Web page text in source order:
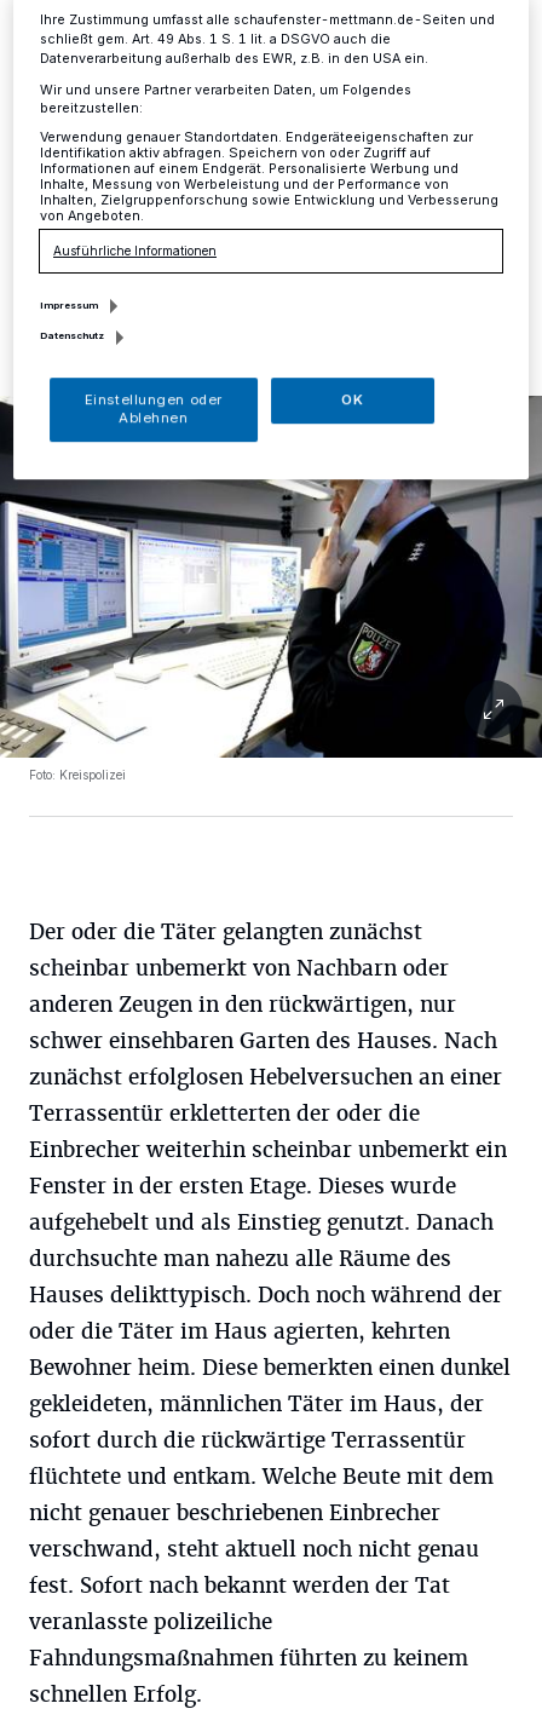
Mettmann·Am Donnerstagabend, in der Zeit zwischen
18.25 und 21 Uhr, nutzten ein oder mehrere bislang
unbekannte Straftäter die frühe abendliche Dunkelheit
und die zeitweise Abwesenheit der Bewohner zu einem
Tageswohnungseinbruch in ein Reihenhaus an der
Ostpreußenstraße in Mettmann-Obschwarzbach.
Foto: Kreispolizei
Der oder die Täter gelangten zunächst
scheinbar unbemerkt von Nachbarn oder
anderen Zeugen in den rückwärtigen, nur
schwer einsehbaren Garten des Hauses. Nach
zunächst erfolglosen Hebelversuchen an einer
Terrassentür erkletterten der oder die
Einbrecher weiterhin scheinbar unbemerkt ein
Fenster in der ersten Etage. Dieses wurde
aufgehebelt und als Einstieg genutzt. Danach
durchsuchte man nahezu alle Räume des
Hauses delikttypisch. Doch noch während der
oder die Täter im Haus agierten, kehrten
Bewohner heim. Diese bemerkten einen dunkel
gekleideten, männlichen Täter im Haus, der
sofort durch die rückwärtige Terrassentür
flüchtete und entkam. Welche Beute mit dem
nicht genauer beschriebenen Einbrecher
verschwand, steht aktuell noch nicht genau
fest. Sofort nach bekannt werden der Tat
veranlasste polizeiliche
Fahndungsmaßnahmen führten zu keinem
schnellen Erfolg.
Ihre Zustimmung umfasst alle schaufenster-mettmann.de-Seiten und
schließt gem. Art. 49 Abs. 1 S. 1 lit. a DSGVO auch die
Datenverarbeitung außerhalb des EWR, z.B. in den USA ein.
Wir und unsere Partner verarbeiten Daten, um Folgendes
bereitzustellen:
Verwendung genauer Standortdaten. Endgeräteeigenschaften zur
Identifikation aktiv abfragen. Speichern von oder Zugriff auf
Informationen auf einem Endgerät. Personalisierte Werbung und
Inhalte, Messung von Werbeleistung und der Performance von
Inhalten, Zielgruppenforschung sowie Entwicklung und Verbesserung
von Angeboten.
Ausführliche Informationen
Impressum
Datenschutz
Einstellungen oder
Ablehnen
OK